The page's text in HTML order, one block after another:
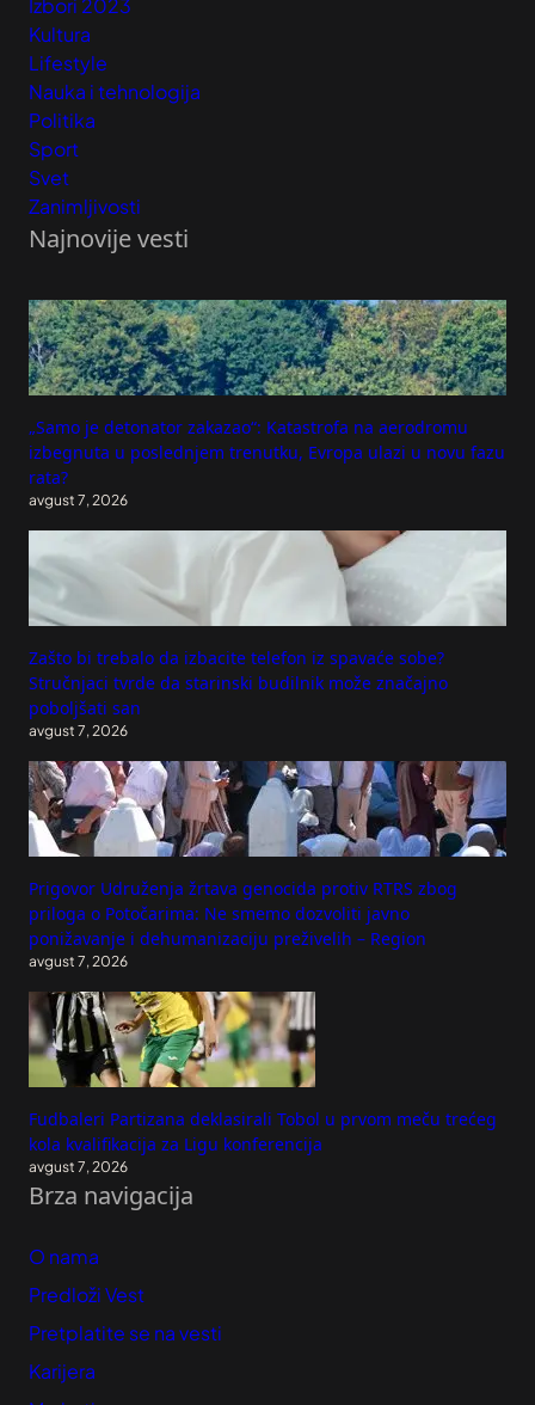
Kultura
Lifestyle
Nauka i tehnologija
Politika
Sport
Svet
Zanimljivosti
Najnovije vesti
„Samo je detonator zakazao“: Katastrofa na aerodromu
izbegnuta u poslednjem trenutku, Evropa ulazi u novu fazu
rata?
avgust 7, 2026
Zašto bi trebalo da izbacite telefon iz spavaće sobe?
Stručnjaci tvrde da starinski budilnik može značajno
poboljšati san
avgust 7, 2026
Prigovor Udruženja žrtava genocida protiv RTRS zbog
priloga o Potočarima: Ne smemo dozvoliti javno
ponižavanje i dehumanizaciju preživelih – Region
avgust 7, 2026
Fudbaleri Partizana deklasirali Tobol u prvom meču trećeg
kola kvalifikacija za Ligu konferencija
avgust 7, 2026
Brza navigacija
O nama
Predloži Vest
Pretplatite se na vesti
Karijera